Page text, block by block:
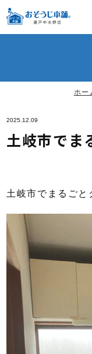
ホー
2025.12.09
土岐市でま
土岐市でまるごと